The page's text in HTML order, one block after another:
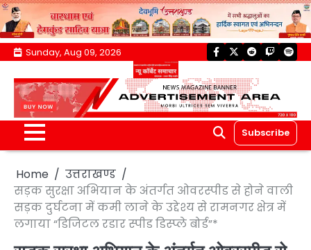
Skip
content
Sunday, Aug 09, 2026 facebook
twitterreddittwitch
Subscribe
Home
उत्तराखण्ड
सड़क सुरक्षा अभियान के अंतर्गत ओवरस्पीड से होने वाली
सड़क दुर्घटना में कमी लाने के उद्देश्य से रामनगर क्षेत्र में
लगाया “डिजिटल रडार स्पीड डिस्प्ले बोर्ड”*